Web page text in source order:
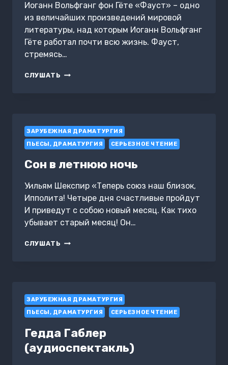
Иоганн Вольфганг фон Гёте «Фауст» – одно
из величайших произведений мировой
литературы, над которым Иоганн Вольфганг
Гёте работал почти всю жизнь. Фауст,
стремясь…
СЛУШАТЬ ФАУСТ
ЗАРУБЕЖНАЯ ДРАМАТУРГИЯ
ПЬЕСЫ, ДРАМАТУРГИЯ
СЕРЬЕЗНОЕ ЧТЕНИЕ
Сон в летнюю ночь
Уильям Шекспир «Теперь союз наш близок,
Ипполита! Четыре дня счастливые пройдут
И приведут с собою новый месяц. Как тихо
убывает старый месяц! Он…
СЛУШАТЬ СОН
ЗАРУБЕЖНАЯ ДРАМАТУРГИЯ
ПЬЕСЫ, ДРАМАТУРГИЯ
СЕРЬЕЗНОЕ ЧТЕНИЕ
Гедда Габлер
(аудиоспектакль)